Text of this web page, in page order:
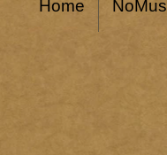
Home NoMus